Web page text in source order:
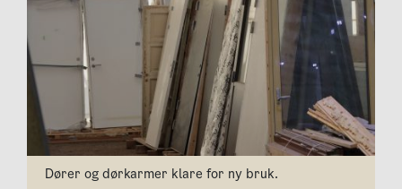
Dører og dørkarmer klare for ny bruk.